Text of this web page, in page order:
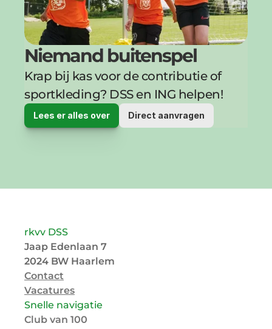
Niemand buitenspel
Krap bij kas voor de contributie of
sportkleding? DSS en ING helpen!
Lees er alles over Direct aanvragen
rkvv DSS
Jaap Edenlaan 7
2024 BW Haarlem
Contact
Vacatures
Snelle navigatie
Club van 100